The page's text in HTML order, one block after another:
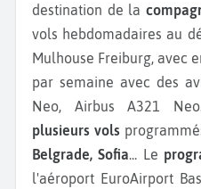
destination de la
vols hebdomadaires au
Mulhouse Freiburg, avec
par semaine avec des
Neo, Airbus A321
plusieurs vols
Belgrade, Sofia... Le
l'aéroport EuroAirport